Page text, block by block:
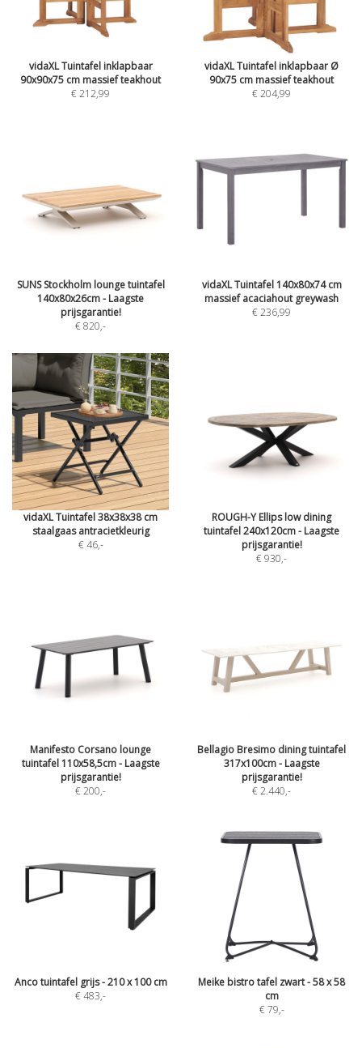
vidaXL Tuintafel inklapbaar
90x90x75 cm massief teakhout
€ 212,99
vidaXL Tuintafel inklapbaar Ø
90x75 cm massief teakhout
€ 204,99
SUNS Stockholm lounge tuintafel
140x80x26cm - Laagste
prijsgarantie!
€ 820,-
vidaXL Tuintafel 140x80x74 cm
massief acaciahout greywash
€ 236,99
vidaXL Tuintafel 38x38x38 cm
staalgaas antracietkleurig
€ 46,-
ROUGH-Y Ellips low dining
tuintafel 240x120cm - Laagste
prijsgarantie!
€ 930,-
Manifesto Corsano lounge
tuintafel 110x58,5cm - Laagste
prijsgarantie!
€ 200,-
Bellagio Bresimo dining tuintafel
317x100cm - Laagste
prijsgarantie!
€ 2.440,-
Anco tuintafel grijs - 210 x 100 cm
€ 483,-
Meike bistro tafel zwart - 58 x 58
cm
€ 79,-